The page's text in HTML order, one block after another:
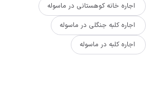
اجاره خانه کوهستانی در ماسوله
اجاره کلبه جنگلی در ماسوله
اجاره کلبه در ماسوله